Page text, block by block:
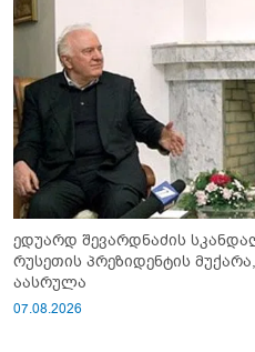
ედუარდ შევარდნაძის
რუსეთის პრეზიდენტის
აასრულა
07.08.2026